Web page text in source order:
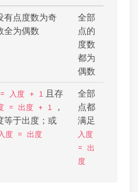
有点度数为奇
全为偶数
全部
点的
度数
都为
偶数
入度 + 1 且存
= 出度 + 1 ，
等于出度；或
度 = 出度
全部
点都
满足
入度
= 出
度